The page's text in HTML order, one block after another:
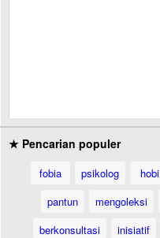
★ Pencarian populer
fobia psikolog hobi
pantun
mengoleksi
berkonsultasi
inisiatif